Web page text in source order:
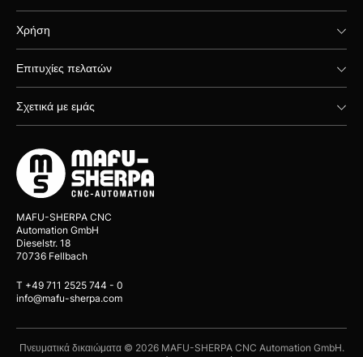
Χρήση
Επιτυχίες πελατών
Σχετικά με εμάς
MAFU-SHERPA CNC
Automation GmbH
Dieselstr. 18
70736 Fellbach
T +49 711 2525 744 - 0
info@mafu-sherpa.com
Πνευματικά δικαιώματα © 2026 MAFU-SHERPA CNC Automation GmbH.